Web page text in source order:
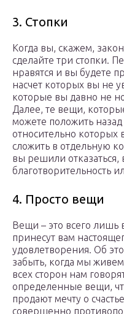
3. Стопки
Когда вы, скажем,
сделайте три стопки.
нравятся и вы будете
насчет которых вы не
которые вы давно не
Далее, те вещи,
можете положить
относительно которых
сложить в отдельную
вы решили отказаться,
благотворительность
4. Просто вещи
Вещи – это всего
принесут вам
удовлетворения. Об
забыть, когда мы
всех сторон нам
определенные вещи,
продают мечту о
совершенно